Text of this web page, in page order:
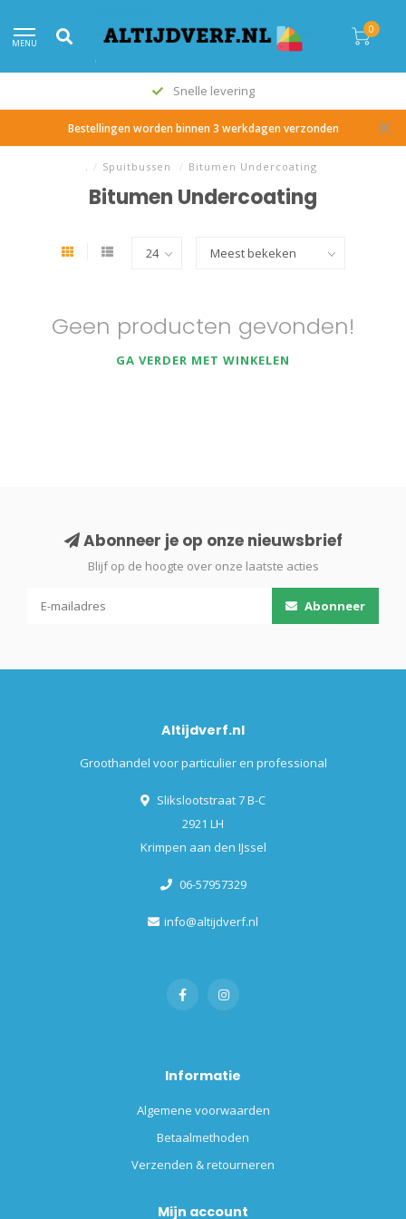
MENU
0
Snelle levering
Bestellingen worden binnen 3 werkdagen verzonden
. / Spuitbussen / Bitumen Undercoating
Bitumen Undercoating
Geen producten gevonden!
GA VERDER MET WINKELEN
Abonneer je op onze nieuwsbrief
Blijf op de hoogte over onze laatste acties
Abonneer
Altijdverf.nl
Groothandel voor particulier en professional
Slikslootstraat 7 B-C
2921 LH
Krimpen aan den IJssel
06-57957329
info@altijdverf.nl
Informatie
Algemene voorwaarden
Betaalmethoden
Verzenden & retourneren
Mijn account